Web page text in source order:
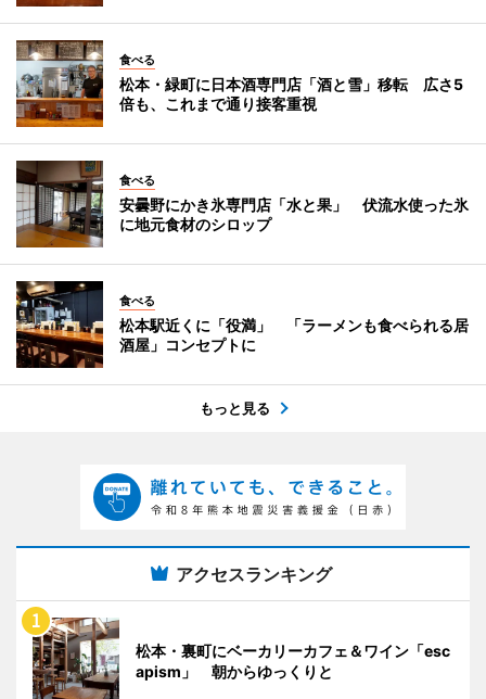
食べる
松本・緑町に日本酒専門店「酒と雪」移転 広さ5
倍も、これまで通り接客重視
食べる
安曇野にかき氷専門店「水と果」 伏流水使った氷
に地元食材のシロップ
食べる
松本駅近くに「役満」 「ラーメンも食べられる居
酒屋」コンセプトに
もっと見る
アクセスランキング
松本・裏町にベーカリーカフェ＆ワイン「esc
apism」 朝からゆっくりと